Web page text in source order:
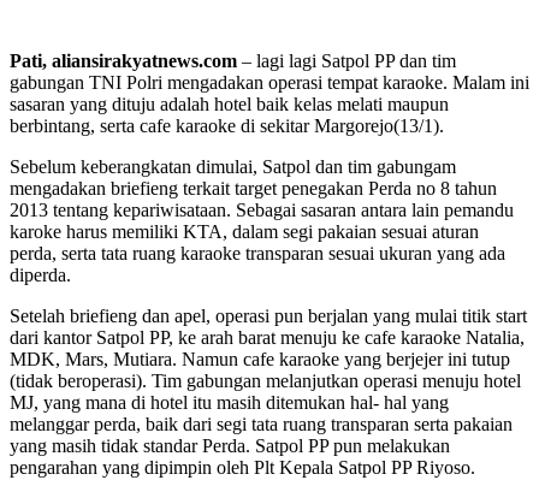
Pati, aliansirakyatnews.com – lagi lagi Satpol PP dan tim
gabungan TNI Polri mengadakan operasi tempat karaoke. Malam ini
sasaran yang dituju adalah hotel baik kelas melati maupun
berbintang, serta cafe karaoke di sekitar Margorejo(13/1).
Sebelum keberangkatan dimulai, Satpol dan tim gabungam
mengadakan briefieng terkait target penegakan Perda no 8 tahun
2013 tentang kepariwisataan. Sebagai sasaran antara lain pemandu
karoke harus memiliki KTA, dalam segi pakaian sesuai aturan
perda, serta tata ruang karaoke transparan sesuai ukuran yang ada
diperda.
Setelah briefieng dan apel, operasi pun berjalan yang mulai titik start
dari kantor Satpol PP, ke arah barat menuju ke cafe karaoke Natalia,
MDK, Mars, Mutiara. Namun cafe karaoke yang berjejer ini tutup
(tidak beroperasi). Tim gabungan melanjutkan operasi menuju hotel
MJ, yang mana di hotel itu masih ditemukan hal- hal yang
melanggar perda, baik dari segi tata ruang transparan serta pakaian
yang masih tidak standar Perda. Satpol PP pun melakukan
pengarahan yang dipimpin oleh Plt Kepala Satpol PP Riyoso.